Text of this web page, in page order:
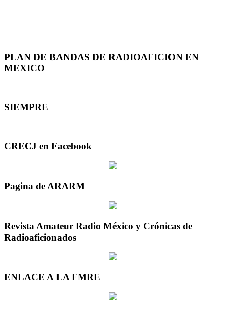
PLAN DE BANDAS DE RADIOAFICION EN
MEXICO
SIEMPRE
CRECJ en Facebook
Pagina de ARARM
Revista Amateur Radio México y Crónicas de
Radioaficionados
ENLACE A LA FMRE